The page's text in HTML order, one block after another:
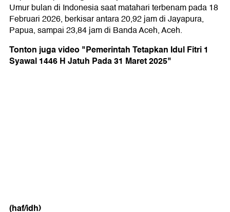
Umur bulan di Indonesia saat matahari terbenam pada 18
Februari 2026, berkisar antara 20,92 jam di Jayapura,
Papua, sampai 23,84 jam di Banda Aceh, Aceh.
Tonton juga video "Pemerintah Tetapkan Idul Fitri 1
Syawal 1446 H Jatuh Pada 31 Maret 2025"
(haf/idh)